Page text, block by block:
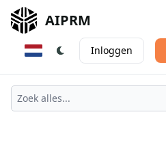
AIPRM
Inloggen